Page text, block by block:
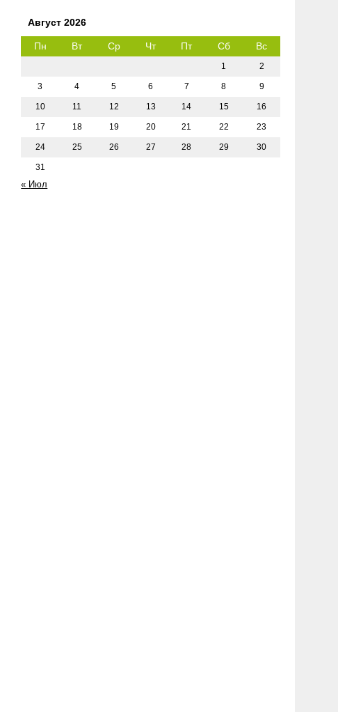
Август 2026
Пн Вт Ср Чт Пт Сб Вс
1 2
3 4 5 6 7 8 9
10 11 12 13 14 15 16
17 18 19 20 21 22 23
24 25 26 27 28 29 30
31
« Июл